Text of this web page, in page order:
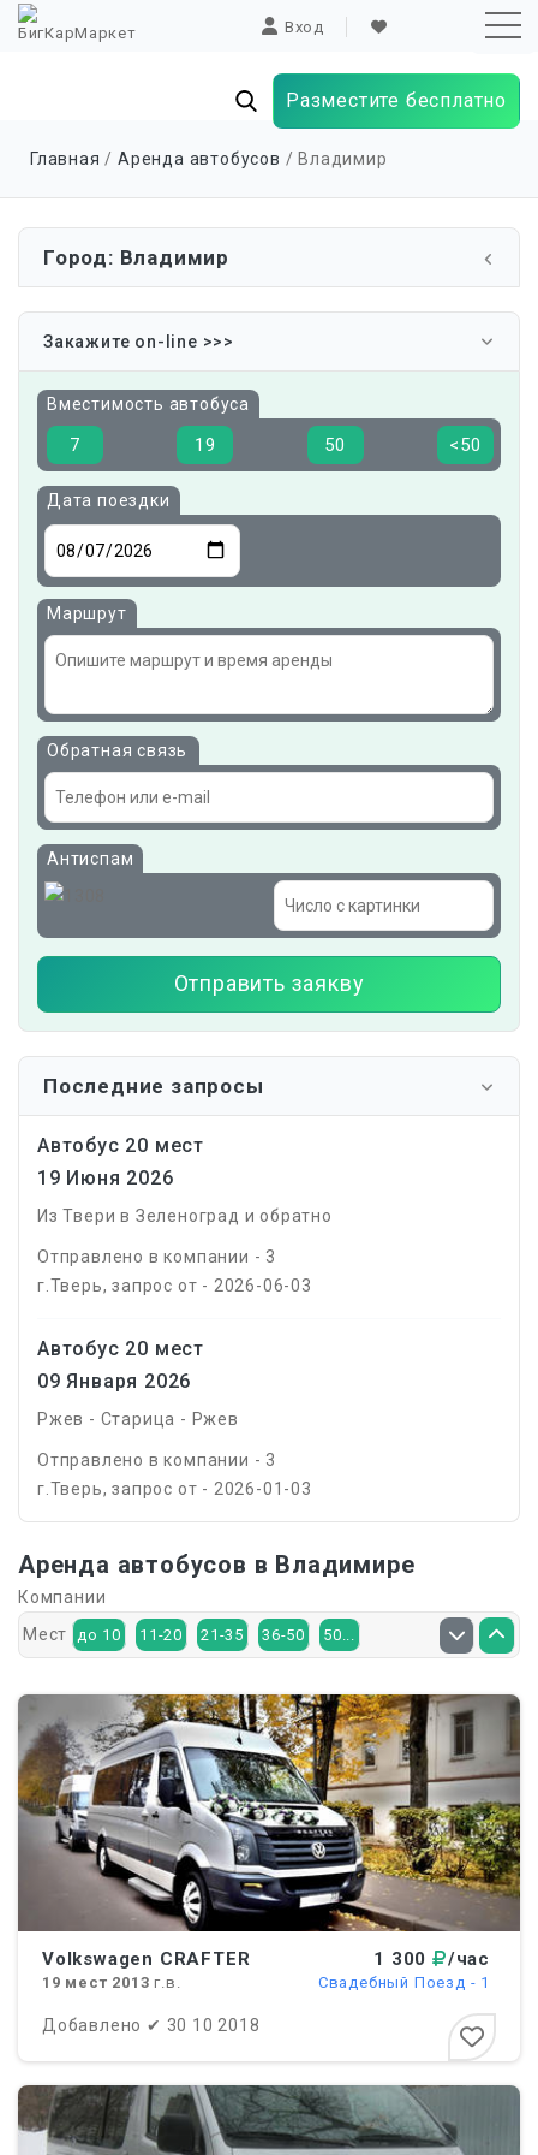
Вход
Разместите бесплатно
Главная /Аренда автобусов / Владимир
Город: Владимир
Закажите on-line >>>
Вместимость автобуса
7 19 50 <50
Дата поездки
Маршрут
Обратная связь
Антиспам
Отправить заякву
Последние запросы
Автобус 20 мест
19 Июня 2026
Из Твери в Зеленоград и обратно
Отправлено в компании - 3
г.Тверь, запрос от - 2026-06-03
Автобус 20 мест
09 Января 2026
Ржев - Старица - Ржев
Отправлено в компании - 3
г.Тверь, запрос от - 2026-01-03
Аренда автобусов в Владимире
Компании
Мест до 10 11-20 21-35 36-50 50...
Volkswagen CRAFTER 1 300 /час
19 мест 2013 г.в. Свадебный Поезд - 1
Добавлено ✔ 30 10 2018